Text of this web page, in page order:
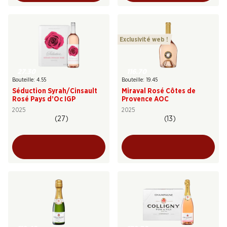
Bouteille: 4.55
Séduction Syrah/Cinsault
Rosé Pays d’Oc IGP
2025
(27)
Exclusivité web !
Bouteille: 19.45
Miraval Rosé Côtes de
Provence AOC
2025
(13)